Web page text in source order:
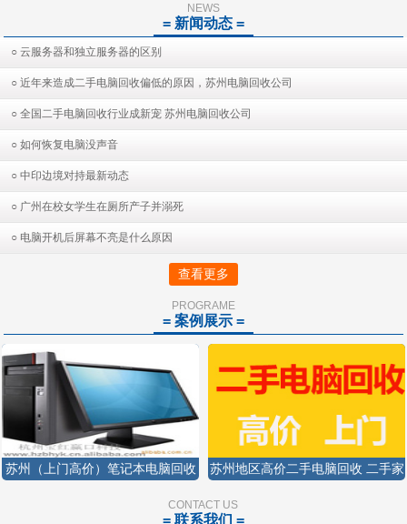
NEWS
= 新闻动态 =
○ 云服务器和独立服务器的区别
○ 近年来造成二手电脑回收偏低的原因，苏州电脑回收公司
○ 全国二手电脑回收行业成新宠 苏州电脑回收公司
○ 如何恢复电脑没声音
○ 中印边境对持最新动态
○ 广州在校女学生在厕所产子并溺死
○ 电脑开机后屏幕不亮是什么原因
查看更多
PROGRAME
= 案例展示 =
苏州（上门高价）笔记本电脑回收
苏州地区高价二手电脑回收 二手家
CONTACT US
= 联系我们 =